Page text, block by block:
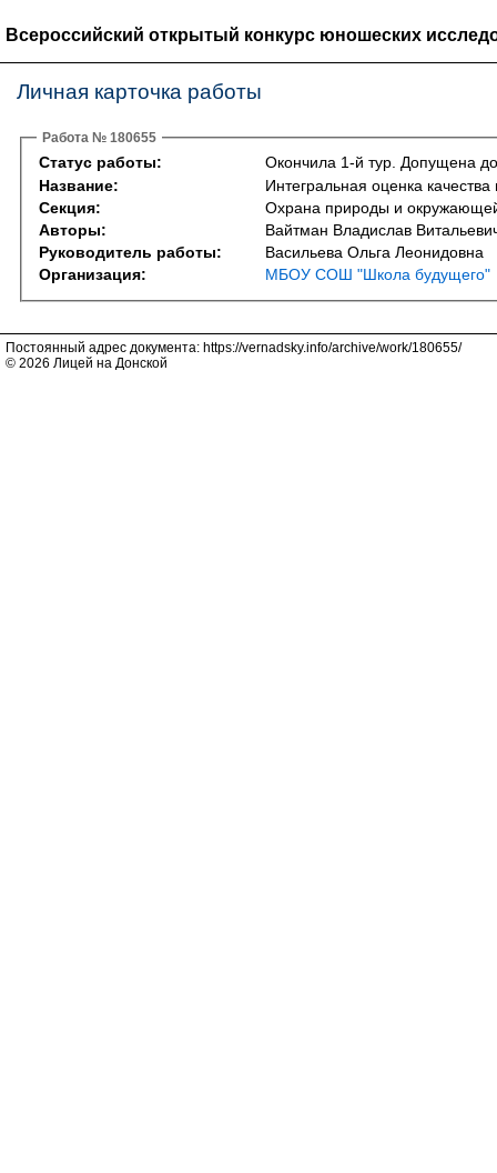
Всероссийский открытый конкурс юношеских
Личная карточка работы
Работа № 180655
Статус работы:
Окончила 1-й тур. Допущена
Название:
Интегральная оценка
Секция:
Охрана природы и
Авторы:
Вайтман Владислав
Руководитель работы:
Васильева Ольга Леонидовна
Организация:
МБОУ СОШ "Школа будущего"
Постоянный адрес документа: https://vernadsky.info/archive/work/180655/
© 2026 Лицей на Донской